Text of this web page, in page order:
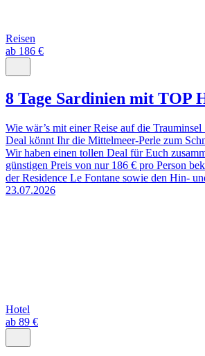
Reisen
ab 186 €
8 Tage Sardinien mit TOP
Wie wär’s mit einer Reise auf die
Deal könnt Ihr die Mittelmeer-Perle zum
Wir haben einen tollen Deal für Euch
günstigen Preis von nur 186 € pro Person
der Residence Le Fontane sowie den Hin-
23.07.2026
Hotel
ab 89 €